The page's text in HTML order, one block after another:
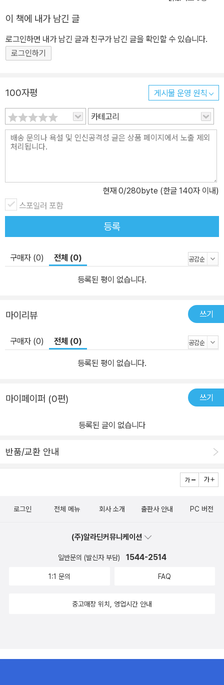
이 책에 내가 남긴 글
로그인하면 내가 남긴 글과 친구가 남긴 글을 확인할 수 있습니다.
로그인하기
100자평 게시물 운영 원칙
카테고리
현재 0/280byte (한글 140자 이내)
스포일러 포함
등록
구매자 (0) 전체 (0)
등록된 평이 없습니다.
마이리뷰 쓰기
구매자 (0) 전체 (0)
등록된 평이 없습니다.
마이페이퍼 (0편) 쓰기
등록된 글이 없습니다
반품/교환 안내
로그인 전체 메뉴 회사 소개 출판사 안내 PC 버전
(주)알라딘커뮤니케이션
일반문의 (발신자 부담) 1544-2514
1:1 문의 FAQ
중고매장 위치, 영업시간 안내